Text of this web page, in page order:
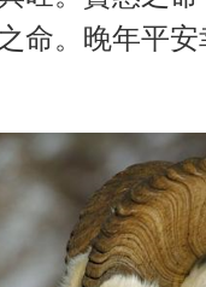
命。晚年平安